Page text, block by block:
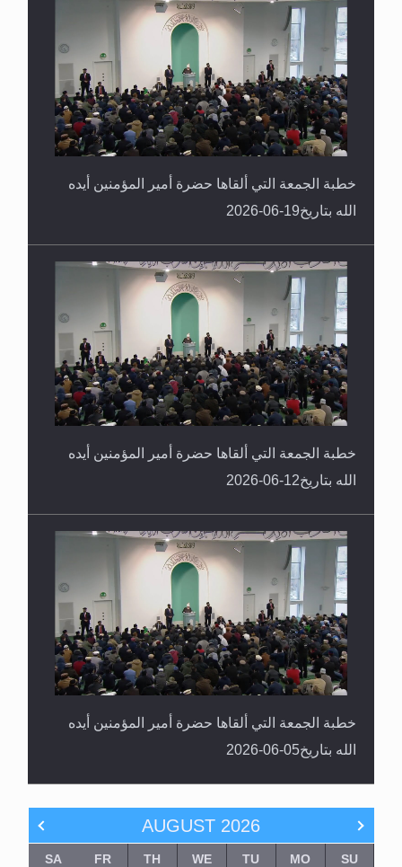
خطبة الجمعة التي ألقاها حضرة أمير المؤمنين أيده
الله بتاريخ19-06-2026
خطبة الجمعة التي ألقاها حضرة أمير المؤمنين أيده
الله بتاريخ12-06-2026
خطبة الجمعة التي ألقاها حضرة أمير المؤمنين أيده
الله بتاريخ05-06-2026
AUGUST 2026
SU
MO
TU
WE
TH
FR
SA